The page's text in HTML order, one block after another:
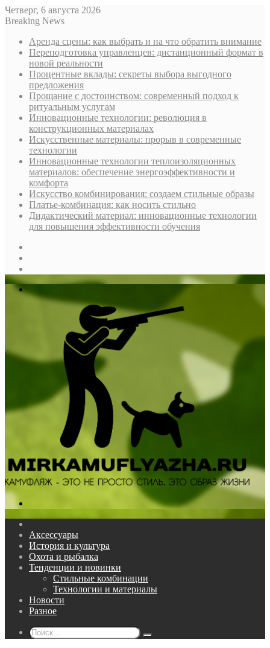
Четверг, 6 августа 2026
Breaking News
Аренда сцены: как выбрать и на что обратить внимание
Переподготовка управленцев: дистанционный формат в
новой реальности
Процентные вклады: секреты выбора выгодного
предложения
Прощание с достоинством: современный подход к
ритуальным услугам
Инновационные технологии: революция в
конструкционных материалах
Искусственные материалы: прорыв в современные
технологии
Инновационные технологии теплоизоляционных
материалов: обеспечение энергоэффективности и
комфорта
Искусство комбинирования: создаем стильные образы
Платье-комбинация: как носить стильно
Дидактический материал: инновационные технологии
для повышения эффективности обучения
Аксессуары
История и культура
Охота и рыбалка
Тенденции и новинки
Стильные комбинации
Технологии и материалы
Новости
Разное
Поиск...